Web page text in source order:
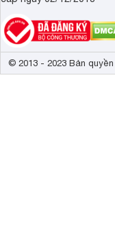
© 2013 - 2023 Bản